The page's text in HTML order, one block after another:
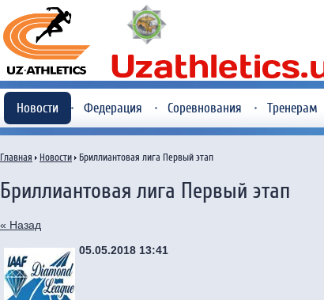
Новости Федерация Соревнования Тренерам
Главная Новости Бриллиантовая лига Первый этап
Бриллиантовая лига Первый этап
« Назад
05.05.2018 13:41